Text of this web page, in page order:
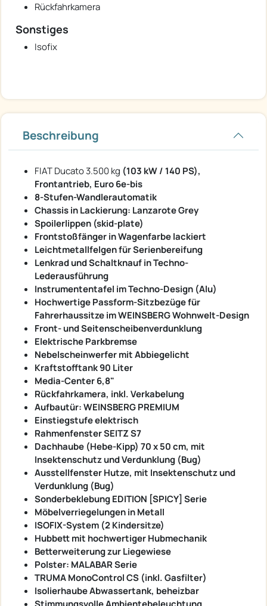
Rückfahrkamera
Sonstiges
Isofix
Beschreibung
FIAT Ducato 3.500 kg (103 kW / 140 PS),
Frontantrieb, Euro 6e-bis
8-Stufen-Wandlerautomatik
Chassis in Lackierung: Lanzarote Grey
Spoilerlippen (skid-plate)
Frontstoßfänger in Wagenfarbe lackiert
Leichtmetallfelgen für Serienbereifung
Lenkrad und Schaltknauf in Techno-
Lederausführung
Instrumententafel im Techno-Design (Alu)
Hochwertige Passform-Sitzbezüge für
Fahrerhaussitze im WEINSBERG Wohnwelt-Design
Front- und Seitenscheibenverdunklung
Elektrische Parkbremse
Nebelscheinwerfer mit Abbiegelicht
Kraftstofftank 90 Liter
Media-Center 6,8"
Rückfahrkamera, inkl. Verkabelung
Aufbautür: WEINSBERG PREMIUM
Einstiegstufe elektrisch
Rahmenfenster SEITZ S7
Dachhaube (Hebe-Kipp) 70 x 50 cm, mit
Insektenschutz und Verdunklung (Bug)
Ausstellfenster Hutze, mit Insektenschutz und
Verdunklung (Bug)
Sonderbeklebung EDITION [SPICY] Serie
Möbelverriegelungen in Metall
ISOFIX-System (2 Kindersitze)
Hubbett mit hochwertiger Hubmechanik
Betterweiterung zur Liegewiese
Polster: MALABAR Serie
TRUMA MonoControl CS (inkl. Gasfilter)
Isolierhaube Abwassertank, beheizbar